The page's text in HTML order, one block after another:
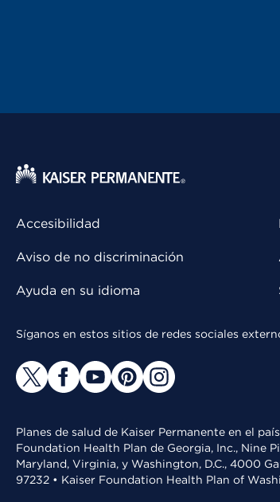
Accesibilidad
Aviso de no discriminación
Ayuda en su idioma
Síganos en estos sitios de redes sociales
Planes de salud de Kaiser Permanente en el
Foundation Health Plan de Georgia, Inc., Nine
Maryland, Virginia, y Washington, D.C., 4000
97232 • Kaiser Foundation Health Plan of